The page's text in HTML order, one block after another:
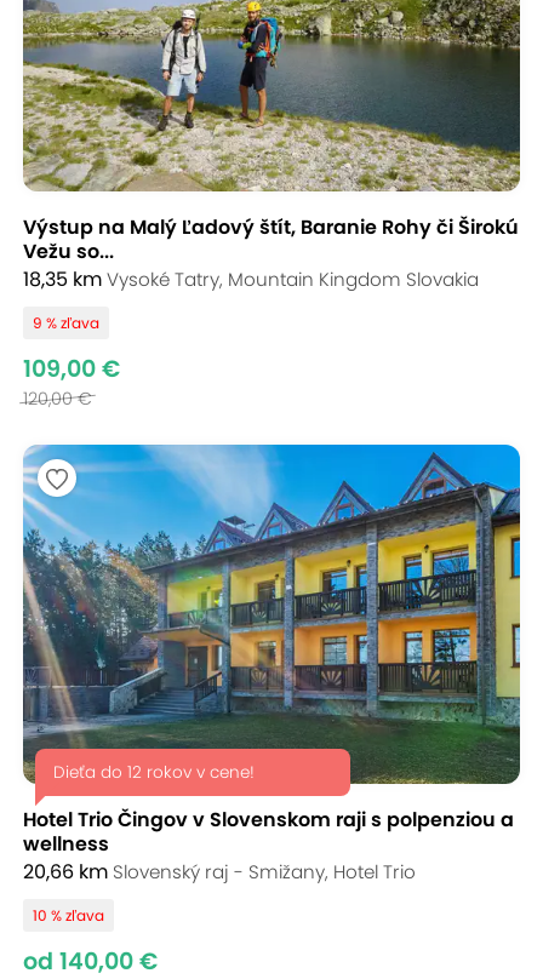
Výstup na Malý Ľadový štít, Baranie Rohy či Širokú
Vežu so...
18,35 kmVysoké Tatry, Mountain Kingdom Slovakia
9 % zľava
109,00 €
120,00 €
Dieťa do 12 rokov v cene!
Hotel Trio Čingov v Slovenskom raji s polpenziou a
wellness
20,66 km Slovenský raj - Smižany, Hotel Trio
10 % zľava
od 140,00 €